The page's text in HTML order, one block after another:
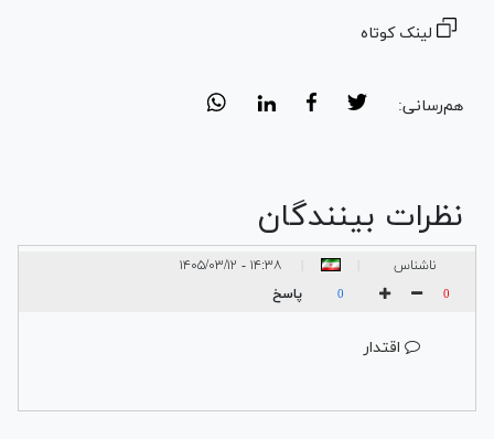
لینک کوتاه
هم‌رسانی:
نظرات بینندگان
ناشناس ۱۴:۳۸ - ۱۴۰۵/۰۳/۱۲
0
0 پاسخ
اقتدار